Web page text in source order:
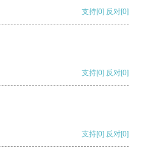
支持[0] 反对[0]
支持[0] 反对[0]
支持[0] 反对[0]